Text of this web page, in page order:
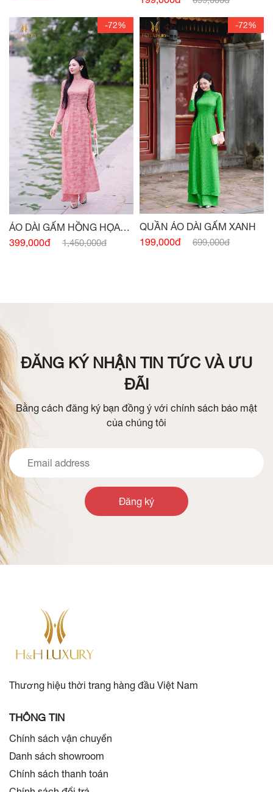
-72%
ÁO DÀI GẤM HỒNG HỌA
TIẾT
399,000đ 1,450,000đ
-72%
QUẦN ÁO DÀI GẤM XANH
199,000đ
699,000đ
ĐĂNG KÝ NHẬN TIN TỨC VÀ ƯU
ĐÃI
Bằng cách đăng ký bạn đồng ý với chính sách bảo mật
của chúng tôi
Đăng ký
Thương hiệu thời trang hàng đầu Việt Nam
THÔNG TIN
Chính sách vận chuyển
Danh sách showroom
Chính sách thanh toán